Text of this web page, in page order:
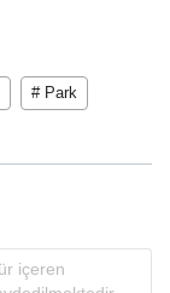
# Park